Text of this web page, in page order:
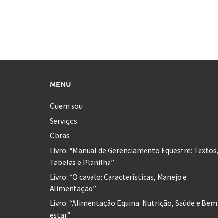
MENU
Quem sou
Serviços
Obras
Livro: “Manual de Gerenciamento Equestre: Textos,
Tabelas e Planilha”
Livro: “O cavalo: Características, Manejo e
Alimentação”
Livro: “Alimentação Equina: Nutrição, Saúde e
estar”